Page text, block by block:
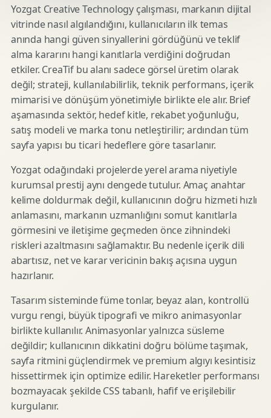
Yozgat Creative Technology çalışması, markanın dijital
vitrinde nasıl algılandığını, kullanıcıların ilk temas
anında hangi güven sinyallerini gördüğünü ve teklif
alma kararını hangi kanıtlarla verdiğini doğrudan
etkiler. CreaTif bu alanı sadece görsel üretim olarak
değil; strateji, kullanılabilirlik, teknik performans, içerik
mimarisi ve dönüşüm yönetimiyle birlikte ele alır. Brief
aşamasında sektör, hedef kitle, rekabet yoğunluğu,
satış modeli ve marka tonu netleştirilir; ardından tüm
sayfa yapısı bu ticari hedeflere göre tasarlanır.
Yozgat odağındaki projelerde yerel arama niyetiyle
kurumsal prestij aynı dengede tutulur. Amaç anahtar
kelime doldurmak değil, kullanıcının doğru hizmeti hızlı
anlamasını, markanın uzmanlığını somut kanıtlarla
görmesini ve iletişime geçmeden önce zihnindeki
riskleri azaltmasını sağlamaktır. Bu nedenle içerik dili
abartısız, net ve karar vericinin bakış açısına uygun
hazırlanır.
Tasarım sisteminde füme tonlar, beyaz alan, kontrollü
vurgu rengi, büyük tipografi ve mikro animasyonlar
birlikte kullanılır. Animasyonlar yalnızca süsleme
değildir; kullanıcının dikkatini doğru bölüme taşımak,
sayfa ritmini güçlendirmek ve premium algıyı kesintisiz
hissettirmek için optimize edilir. Hareketler performansı
bozmayacak şekilde CSS tabanlı, hafif ve erişilebilir
kurgulanır.